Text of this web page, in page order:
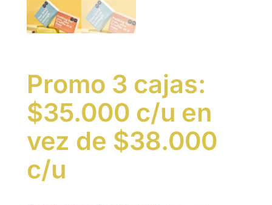
Promo 3 cajas:
$35.000 c/u en
vez de $38.000
c/u